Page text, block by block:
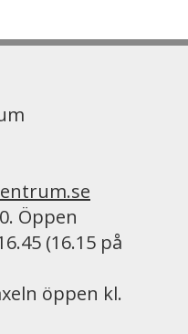
Öppen
(16.15 på
öppen kl.